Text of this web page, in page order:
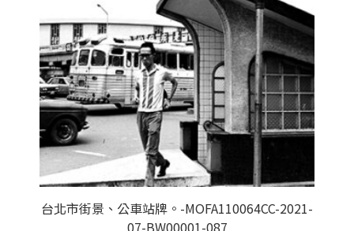
台北市街景、公車站牌。-MOFA110064CC-2021-
07-BW00001-087